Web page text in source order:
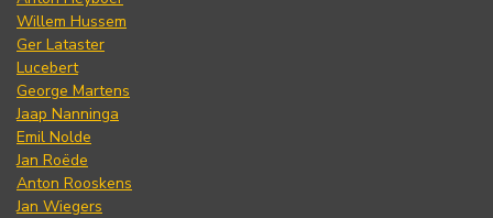
Willem Hussem
Ger Lataster
Lucebert
George Martens
Jaap Nanninga
Emil Nolde
Jan Roëde
Anton Rooskens
Jan Wiegers